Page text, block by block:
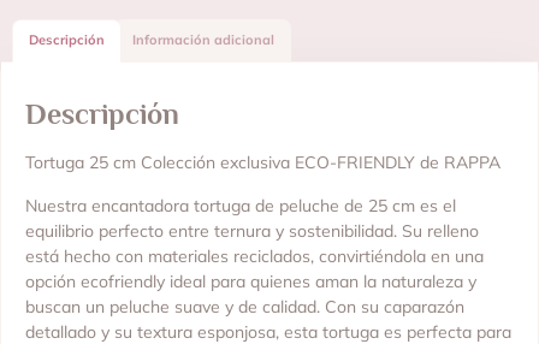
Descripción Información adicional
Descripción
Tortuga 25 cm Colección exclusiva ECO-FRIENDLY de RAPPA
Nuestra encantadora tortuga de peluche de 25 cm es el
equilibrio perfecto entre ternura y sostenibilidad. Su relleno
está hecho con materiales reciclados, convirtiéndola en una
opción ecofriendly ideal para quienes aman la naturaleza y
buscan un peluche suave y de calidad. Con su caparazón
detallado y su textura esponjosa, esta tortuga es perfecta para